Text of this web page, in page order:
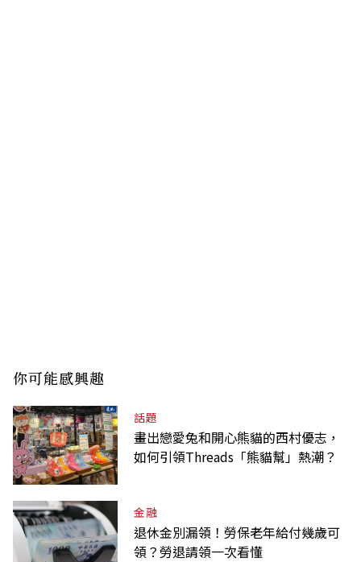
你可能感興趣
話題
畫出戀愛兔和開心熊貓的西村優志，
如何引領Threads「熊貓幫」熱潮？
金融
退休金別漏領！勞保老年給付幾歲可
領？勞退請領一次看懂